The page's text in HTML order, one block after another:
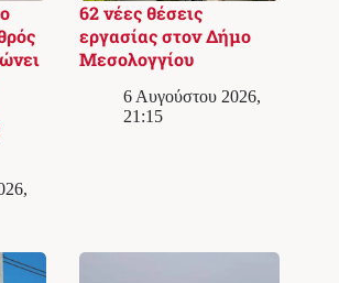
62 νέες θέσεις
εργασίας στον Δήμο
Μεσολογγίου
6 Αυγούστου 2026,
21:15